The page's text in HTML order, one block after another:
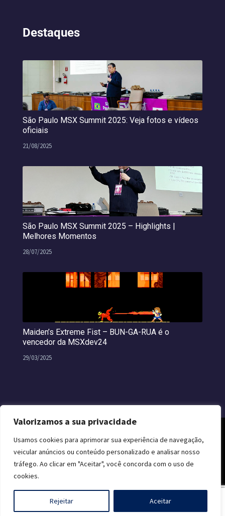
Valorizamos a sua privacidade
Usamos cookies para aprimorar sua experiência de navegação,
veicular anúncios ou conteúdo personalizado e analisar nosso
tráfego. Ao clicar em "Aceitar", você concorda com o uso de
cookies.
Rejeitar Aceitar
Destaques
São Paulo MSX Summit 2025: Veja fotos e vídeos
oficiais
21/08/2025
São Paulo MSX Summit 2025 – Highlights |
Melhores Momentos
28/07/2025
Maiden’s Extreme Fist – BUN-GA-RUA é o
vencedor da MSXdev24
29/03/2025
© 2026 CLUBE MSX. TODOS OS DIREITOS RESERVADOS.